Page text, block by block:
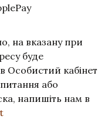
на вказану при
буде
Особистий кабінет
або
напишіть нам в